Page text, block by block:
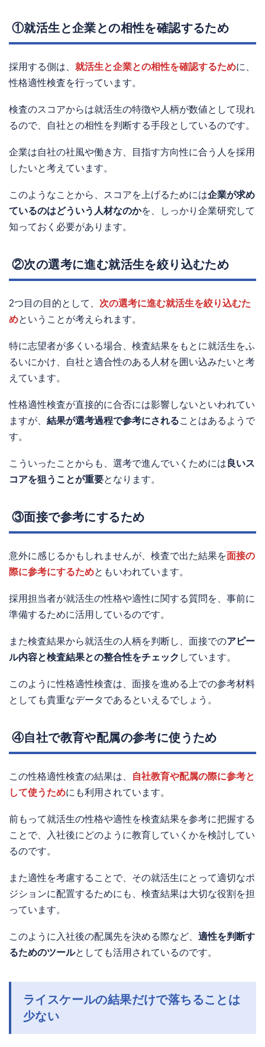
①就活生と企業との相性を確認するため
採用する側は、 就活生と企業との相性を確認するために、
性格適性検査を行っています。
検査のスコアからは就活生の特徴や人柄が数値として現れ
るので、自社との相性を判断する手段としているのです。
企業は自社の社風や働き方、目指す方向性に合う人を採用
したいと考えています。
このようなことから、スコアを上げるためには企業が求め
ているのはどういう人材なのかを、しっかり企業研究して
知っておく必要があります。
②次の選考に進む就活生を絞り込むため
2つ目の目的として、 次の選考に進む就活生を絞り込むた
めということが考えられます。
特に志望者が多くいる場合、検査結果をもとに就活生をふ
るいにかけ、自社と適合性のある人材を囲い込みたいと考
えています。
性格適性検査が直接的に合否には影響しないといわれてい
ますが、 結果が選考過程で参考にされることはあるようで
す。
こういったことからも、選考で進んでいくためには 良いス
コアを狙うことが重要となります。
③面接で参考にするため
意外に感じるかもしれませんが、検査で出た結果を面接の
際に参考にするためともいわれています。
採用担当者が就活生の性格や適性に関する質問を、事前に
準備するために活用しているのです。
また検査結果から就活生の人柄を判断し、面接でのアピー
ル内容と検査結果との整合性をチェック しています。
このように性格適性検査は、面接を進める上での参考材料
としても貴重なデータであるといえるでしょう。
④自社で教育や配属の参考に使うため
この性格適性検査の結果は、
自社教育や配属の際に参考と
して使うためにも利用されています。
前もって就活生の性格や適性を検査結果を参考に把握する
ことで、入社後にどのように教育していくかを検討してい
るのです。
また適性を考慮することで、その就活生にとって適切なポ
ジションに配置するためにも、検査結果は大切な役割を担
っています。
このように入社後の配属先を決める際など、 適性を判断す
るためのツールとしても活用されているのです。
ライスケールの結果だけで落ちることは
少ない